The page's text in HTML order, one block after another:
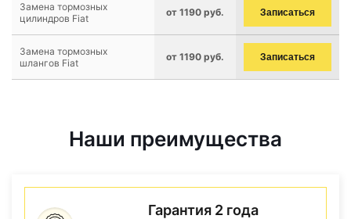
Замена тормозных
цилиндров Fiat
от 1190 руб. Записаться
Замена тормозных
шлангов Fiat
от 1190 руб. Записаться
Наши преимущества
Гарантия 2 года